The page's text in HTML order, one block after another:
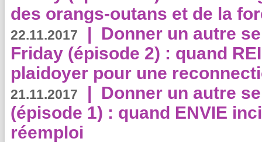
des orangs-outans et de la
22.11.2017 | Donner un autre
Friday (épisode 2) : quand
plaidoyer pour une
21.11.2017 | Donner un autre
(épisode 1) : quand ENVIE
réemploi